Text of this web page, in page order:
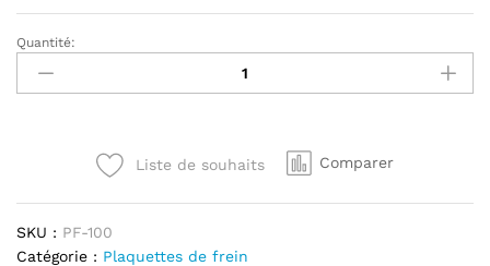
Plaquettes
frein
Quantité:
Liste de souhaits Comparer
SKU : PF-100
Catégorie : Plaquettes de frein